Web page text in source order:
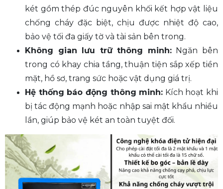
két gồm thép đúc nguyên khối kết hợp vật liệu
chống cháy đặc biệt, chịu được nhiệt độ cao,
bảo vệ tối đa giấy tờ và tài sản bên trong.
Không gian lưu trữ thông minh:Ngăn bên
trong có khay chia tầng, thuận tiện sắp xếp tiền
mặt, hồ sơ, trang sức hoặc vật dụng giá trị.
Hệ thống báo động thông minh: Kích hoạt khi
bị tác động mạnh hoặc nhập sai mật khẩu nhiều
lần, giúp bảo vệ két an toàn tuyệt đối.